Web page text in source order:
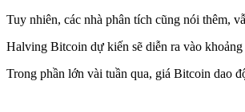
Tuy nhiên, các nhà phân tích cũng nói thêm,
Halving Bitcoin dự kiến sẽ diễn ra vào
Trong phần lớn vài tuần qua, giá Bitcoin dao